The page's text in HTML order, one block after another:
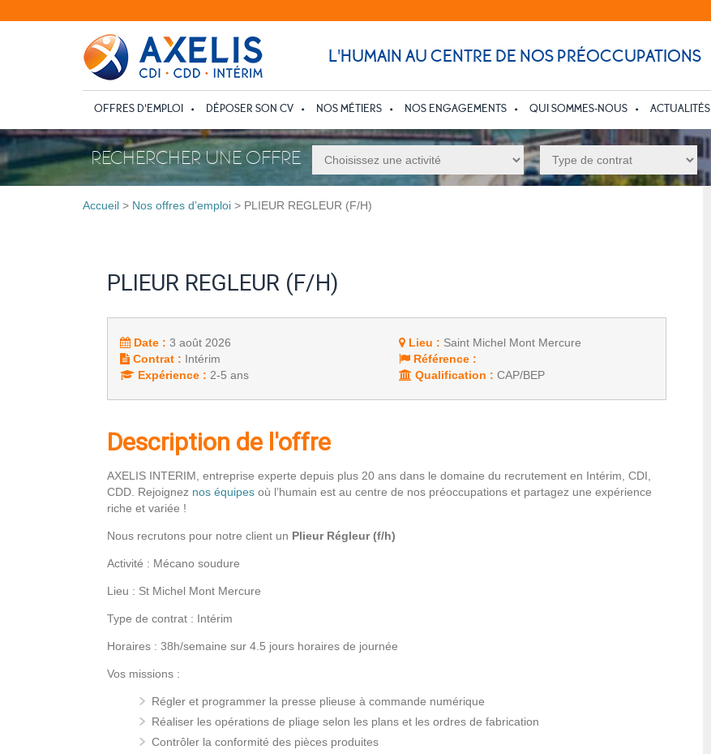
L'HUMAIN AU CENTRE DE NOS PRÉOCCUPATIONS
OFFRES D’EMPLOI DÉPOSER SON CV NOS MÉTIERS NOS ENGAGEMENTS QUI SOMMES-NOUS ACTUALITÉS
RECHERCHER UNE OFFRE
Accueil > Nos offres d’emploi > PLIEUR REGLEUR (F/H)
PLIEUR REGLEUR (F/H)
Date : 3 août 2026
Contrat : Intérim
Expérience : 2-5 ans
Lieu : Saint Michel Mont Mercure
Référence :
Qualification : CAP/BEP
Description de l'offre
AXELIS INTERIM, entreprise experte depuis plus 20 ans dans le domaine du recrutement en Intérim, CDI,
CDD. Rejoignez nos équipes où l’humain est au centre de nos préoccupations et partagez une expérience
riche et variée !
Nous recrutons pour notre client un Plieur Régleur (f/h)
Activité : Mécano soudure
Lieu : St Michel Mont Mercure
Type de contrat : Intérim
Horaires : 38h/semaine sur 4.5 jours horaires de journée
Vos missions :
Régler et programmer la presse plieuse à commande numérique
Réaliser les opérations de pliage selon les plans et les ordres de fabrication
Contrôler la conformité des pièces produites